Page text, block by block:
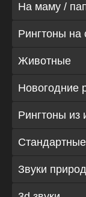
На маму /
Рингтоны на
Животные
Новогодние
Рингтоны из
Звуки